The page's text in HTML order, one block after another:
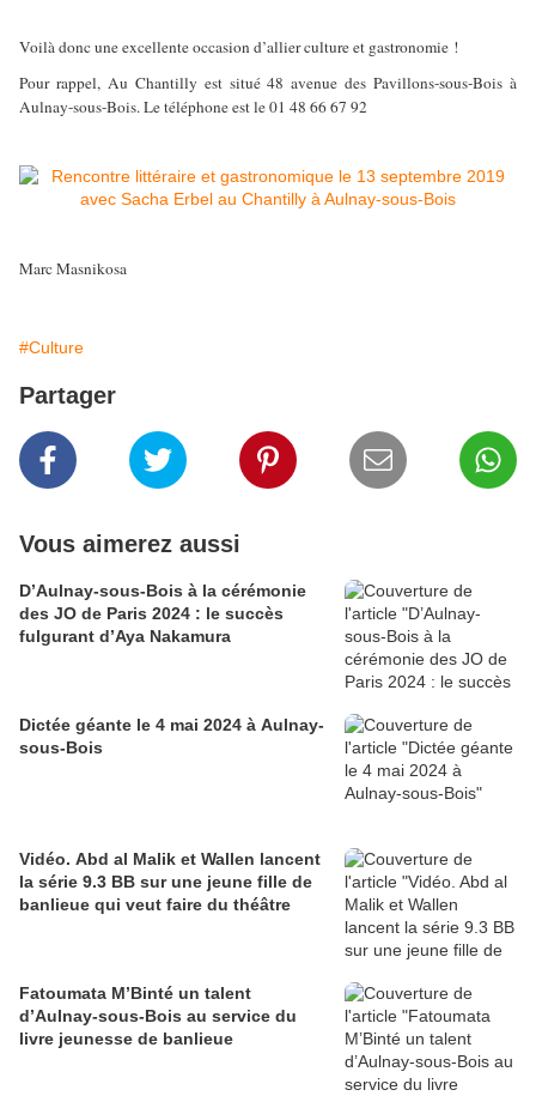
Voilà donc une excellente occasion d’allier culture et gastronomie !
Pour rappel, Au Chantilly est situé 48 avenue des Pavillons-sous-Bois à
Aulnay-sous-Bois. Le téléphone est le 01 48 66 67 92
Marc Masnikosa
#Culture
Partager
Vous aimerez aussi
D’Aulnay-sous-Bois à la cérémonie
des JO de Paris 2024 : le succès
fulgurant d’Aya Nakamura
Dictée géante le 4 mai 2024 à Aulnay-
sous-Bois
Vidéo. Abd al Malik et Wallen lancent
la série 9.3 BB sur une jeune fille de
banlieue qui veut faire du théâtre
Fatoumata M’Binté un talent
d’Aulnay-sous-Bois au service du
livre jeunesse de banlieue